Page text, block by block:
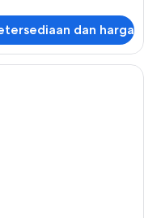
dan harga